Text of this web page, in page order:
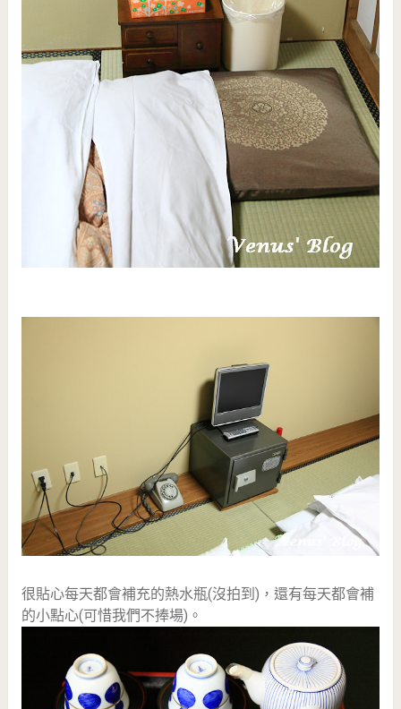
很貼心每天都會補充的熱水瓶(沒拍到)，還有每天都會補
的小點心(可惜我們不捧場)。